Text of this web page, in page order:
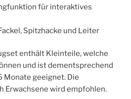
für interaktives
Spitzhacke und Leiter
enthält Kleinteile, welche
und ist dementsprechend
Monate geeignet. Die
Erwachsene wird empfohlen.